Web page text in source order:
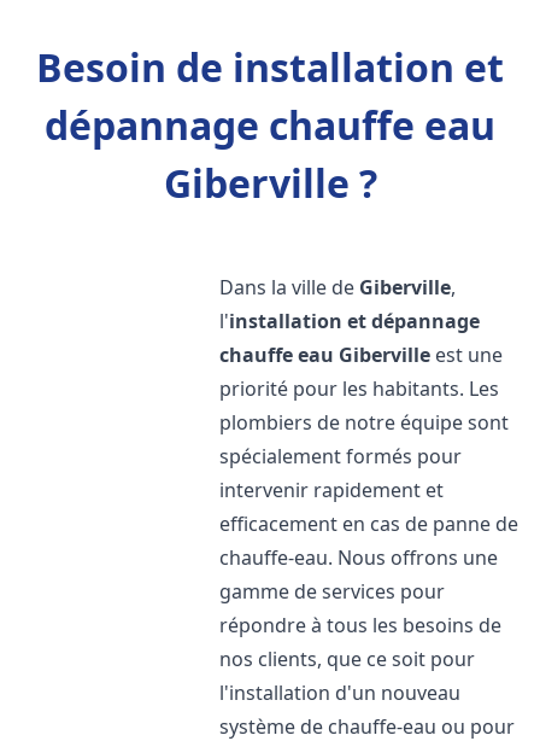
Besoin de installation et
dépannage chauffe eau
Giberville ?
Dans la ville de Giberville,
l'installation et dépannage
chauffe eau Giberville est une
priorité pour les habitants. Les
plombiers de notre équipe sont
spécialement formés pour
intervenir rapidement et
efficacement en cas de panne de
chauffe-eau. Nous offrons une
gamme de services pour
répondre à tous les besoins de
nos clients, que ce soit pour
l'installation d'un nouveau
système de chauffe-eau ou pour